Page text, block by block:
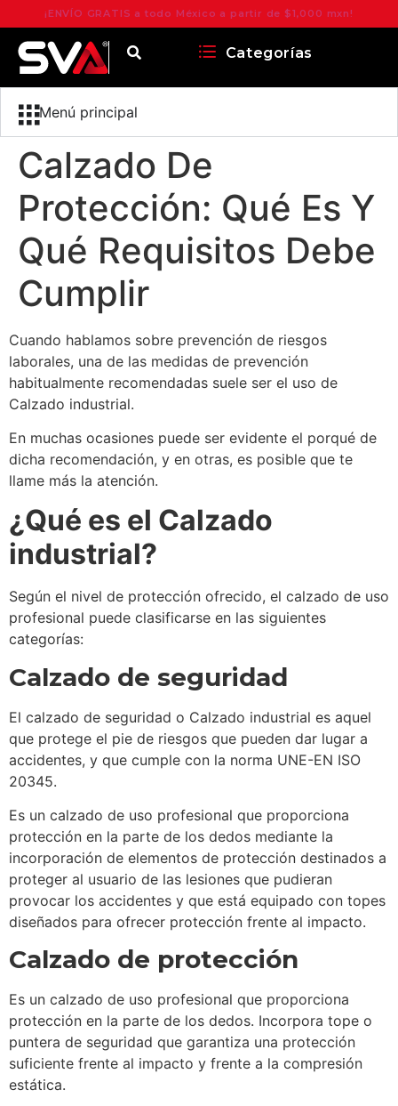
¡ENVÍO GRATIS a todo México a partir de $1,000 mxn!
Categorías
Menú principal
Calzado De
Protección: Qué Es Y
Qué Requisitos Debe
Cumplir
Cuando hablamos sobre prevención de riesgos
laborales, una de las medidas de prevención
habitualmente recomendadas suele ser el uso de
Calzado industrial.
En muchas ocasiones puede ser evidente el porqué de
dicha recomendación, y en otras, es posible que te
llame más la atención.
¿Qué es el Calzado
industrial?
Según el nivel de protección ofrecido, el calzado de uso
profesional puede clasificarse en las siguientes
categorías:
Calzado de seguridad
El calzado de seguridad o Calzado industrial es aquel
que protege el pie de riesgos que pueden dar lugar a
accidentes, y que cumple con la norma UNE-EN ISO
20345.
Es un calzado de uso profesional que proporciona
protección en la parte de los dedos mediante la
incorporación de elementos de protección destinados a
proteger al usuario de las lesiones que pudieran
provocar los accidentes y que está equipado con topes
diseñados para ofrecer protección frente al impacto.
Calzado de protección
Es un calzado de uso profesional que proporciona
protección en la parte de los dedos. Incorpora tope o
puntera de seguridad que garantiza una protección
suficiente frente al impacto y frente a la compresión
estática.